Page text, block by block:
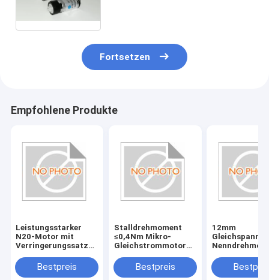
Fortsetzen
Empfohlene Produkte
Leistungsstarker
N20-Motor mit
Verringerungssatzgetriebe
Ausgangsleistung
und Strom von 0,1-
Bestpreis
Stalldrehmoment
≤0,4Nm Mikro-
Gleichstrommotor
leistungsstarke
Anwendungen
Bestpreis
12mm
2000 RPM
für